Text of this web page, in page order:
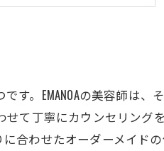
。EMANOAの美容師は
て丁寧にカウンセリング
合わせたオーダーメイド